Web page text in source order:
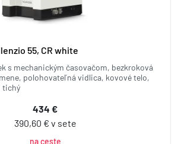
55, CR white
s mechanickým časovačom, bezkroková
polohovateľná vidlica, kovové telo,
tichý
434 €
390,60 € v sete
na ceste